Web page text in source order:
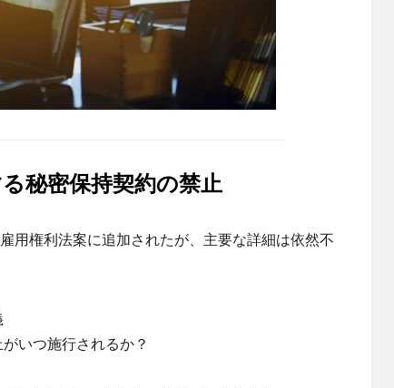
秘密保持契約の禁止
用権利法案に追加されたが、主要な詳細は依然不
いつ施行されるか？